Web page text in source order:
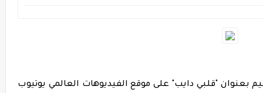
"قلبي دايب" على موقع الفيديوهات العالمي يوتيوب